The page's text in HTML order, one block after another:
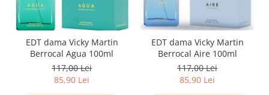
EDT dama Vicky Martin
Berrocal Agua 100ml
117,00 Lei
85,90 Lei
EDT dama Vicky Martin
Berrocal Aire 100ml
117,00 Lei
85,90 Lei